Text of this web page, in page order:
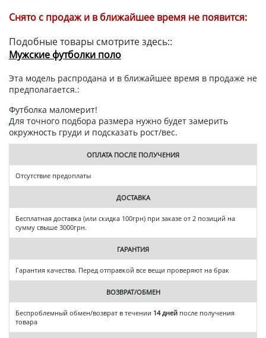
Снято с продаж и в ближайшее время не появится:
Подобные товары смотрите здесь::
Мужские футболки поло
Эта модель распродана и в ближайшее время в продаже не
предполагается.:
Футболка маломерит!
Для точного подбора размера нужно будет замерить
окружность груди и подсказать рост/вес.
ОПЛАТА ПОСЛЕ ПОЛУЧЕНИЯ
Отсутствие предоплаты
ДОСТАВКА
Бесплатная доставка (или скидка 100грн) при заказе от 2 позиций на
сумму свыше 3000грн.
ГАРАНТИЯ
Гарантия качества. Перед отправкой все вещи проверяют на брак
ВОЗВРАТ/ОБМЕН
Беспроблемный обмен/возврат в течении 14 дней после получения
товара